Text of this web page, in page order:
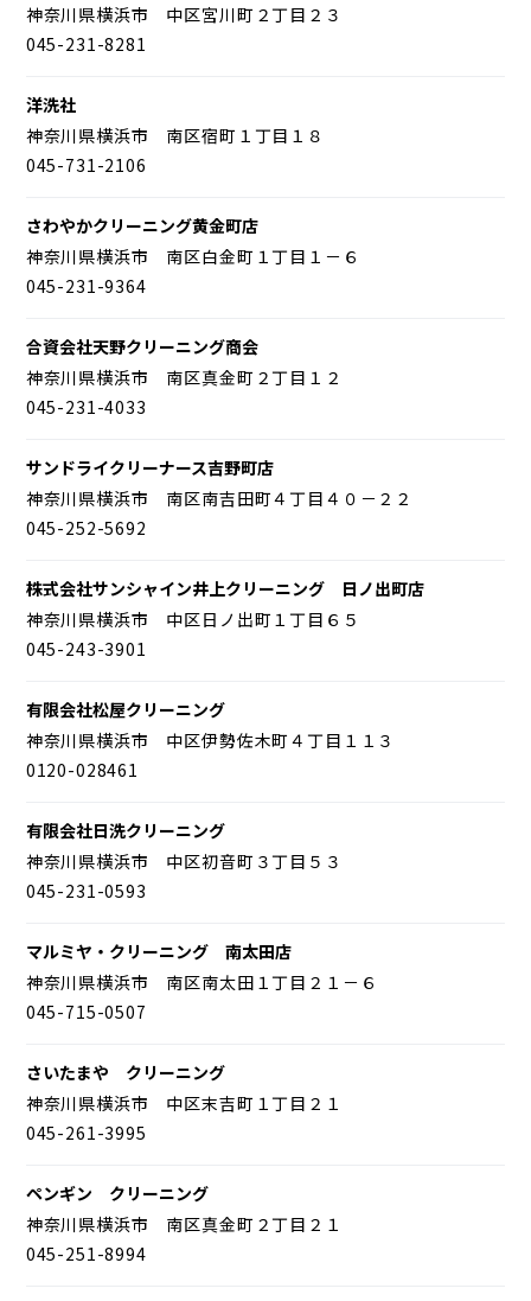
神奈川県横浜市 中区宮川町２丁目２３
045-231-8281
洋洗社
神奈川県横浜市 南区宿町１丁目１８
045-731-2106
さわやかクリーニング黄金町店
神奈川県横浜市 南区白金町１丁目１－６
045-231-9364
合資会社天野クリーニング商会
神奈川県横浜市 南区真金町２丁目１２
045-231-4033
サンドライクリーナース吉野町店
神奈川県横浜市 南区南吉田町４丁目４０－２２
045-252-5692
株式会社サンシャイン井上クリーニング 日ノ出町店
神奈川県横浜市 中区日ノ出町１丁目６５
045-243-3901
有限会社松屋クリーニング
神奈川県横浜市 中区伊勢佐木町４丁目１１３
0120-028461
有限会社日洗クリーニング
神奈川県横浜市 中区初音町３丁目５３
045-231-0593
マルミヤ・クリーニング 南太田店
神奈川県横浜市 南区南太田１丁目２１－６
045-715-0507
さいたまや クリーニング
神奈川県横浜市 中区末吉町１丁目２１
045-261-3995
ペンギン クリーニング
神奈川県横浜市 南区真金町２丁目２１
045-251-8994